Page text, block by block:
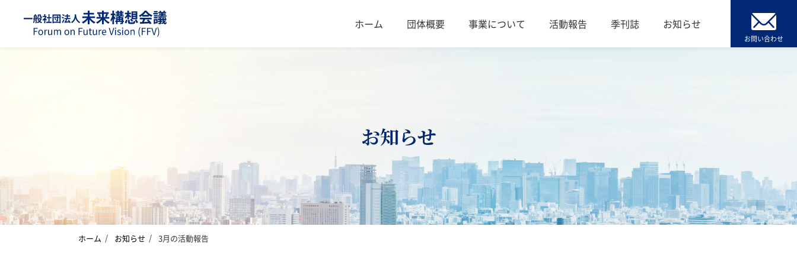
ホーム 団体概要 事業について 活動報告 季刊誌 お知らせ
お問い合わせ
お知らせ
ホーム お知らせ 3月の活動報告